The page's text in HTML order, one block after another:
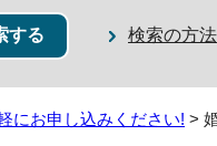
検索の方法
にお申し込みください! >